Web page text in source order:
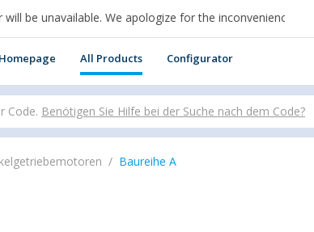
acquistare online.
unavailable. We apologize for the inconvenience.
Homepage All Products Configurator
Code. Benötigen Sie Hilfe bei der Suche nach dem Code?
Baureihe A